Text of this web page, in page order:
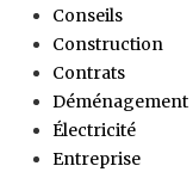
Conseils
Construction
Contrats
Déménagement
Électricité
Entreprise